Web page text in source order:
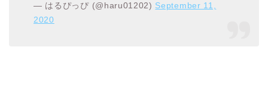
— はるぴっぴ (@haru01202) September 11,
2020